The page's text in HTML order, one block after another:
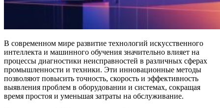
В современном мире развитие технологий искусственного
интеллекта и машинного обучения значительно влияет на
процессы диагностики неисправностей в различных сферах
промышленности и техники. Эти инновационные методы
позволяют повысить точность, скорость и эффективность
выявления проблем в оборудовании и системах, сокращая
время простоя и уменьшая затраты на обслуживание.